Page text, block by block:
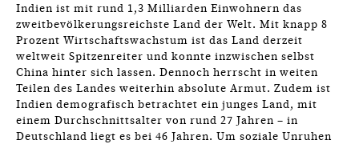
Indien ist mit rund 1,3 Milliarden Einwohnern das
zweitbevölkerungsreichste Land der Welt. Mit knapp 8
Prozent Wirtschaftswachstum ist das Land derzeit
weltweit Spitzenreiter und konnte inzwischen selbst
China hinter sich lassen. Dennoch herrscht in weiten
Teilen des Landes weiterhin absolute Armut. Zudem ist
Indien demografisch betrachtet ein junges Land, mit
einem Durchschnittsalter von rund 27 Jahren – in
Deutschland liegt es bei 46 Jahren. Um soziale Unruhen